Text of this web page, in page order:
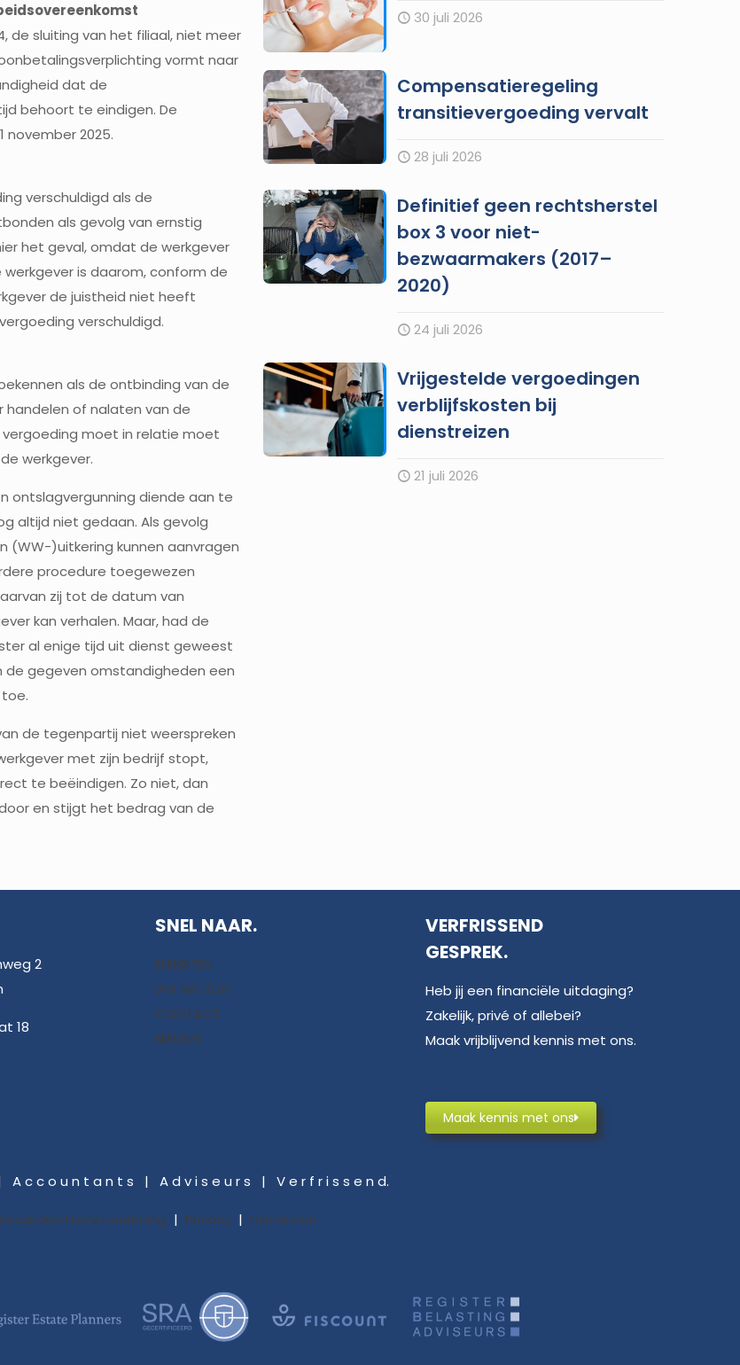
de sluiting van het filiaal, niet meer
vormt naar
dat de
behoort te eindigen. De
2025.
verschuldigd als de
als gevolg van ernstig
het geval, omdat de werkgever
is daarom, conform de
de juistheid niet heeft
verschuldigd.
als de ontbinding van de
handelen of nalaten van de
vergoeding moet in relatie moet
werkgever.
ontslagvergunning diende aan te
altijd niet gedaan. Als gevolg
)uitkering kunnen aanvragen
procedure toegewezen
zij tot de datum van
kan verhalen. Maar, had de
al enige tijd uit dienst geweest
de gegeven omstandigheden een
de tegenpartij niet weerspreken
met zijn bedrijf stopt,
te beëindigen. Zo niet, dan
en stijgt het bedrag van de
30 juli 2026
Compensatieregeling
transitievergoeding vervalt
28 juli 2026
Definitief geen rechtsherstel
box 3 voor niet-
bezwaarmakers (2017–
2020)
24 juli 2026
Vrijgestelde vergoedingen
verblijfskosten bij
dienstreizen
21 juli 2026
2
18
SNEL NAAR.
DIENSTEN
WIE WE ZIJN
CONTACT
NIEUWS
VERFRISSEND
GESPREK.
Heb jij een financiële uitdaging?
Zakelijk, privé of allebei?
Maak vrijblijvend kennis met ons.
Maak kennis met ons
A c c o u n t a n t s | A d v i s e u r s | V e r f r i s s e n d.
Dienstverlening | Privacy| Disclaimer